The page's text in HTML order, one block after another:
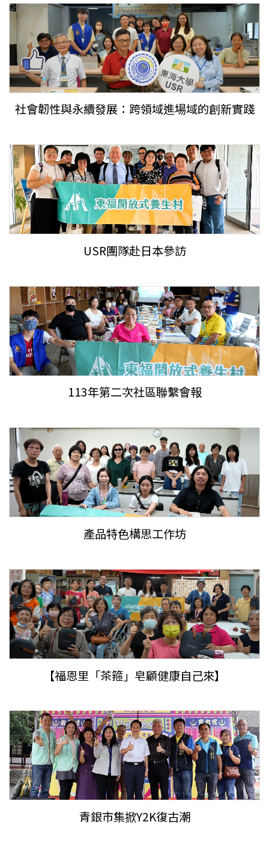
社會韌性與永續發展：跨領域進場域的創新實踐
USR團隊赴日本參訪
113年第二次社區聯繫會報
產品特色構思工作坊
【福恩里「茶箍」皂顧健康自己來】
青銀市集掀Y2K復古潮